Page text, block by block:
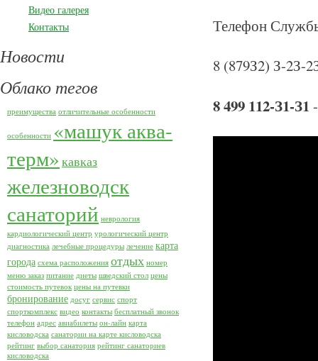
Видео галерея
Контакты
Новости
Облако тегов
преимущества отличительные особенности
особенности «машук аква-
терм» кавказ
железноводск
санаторий неврология
кардиологический центр урологический центр
диагностика лечебные процедуры лечение карта
города схема расположения отдых номер
меню заказ питание диеты шведский стол цены
стоимость путевок цены на путевки
бронирование досуг сервис спорт
спорткомплекс видео контакты бесплатный звонок
телефон адрес авиабилеты он-лайн карта
кисловодска санатории на карте кисловодска
рейтинг выбор санатория рейтинг санаториев
кисловодска
Телефон
8 (879З2) З-2З-
8 499 112-З1-З1